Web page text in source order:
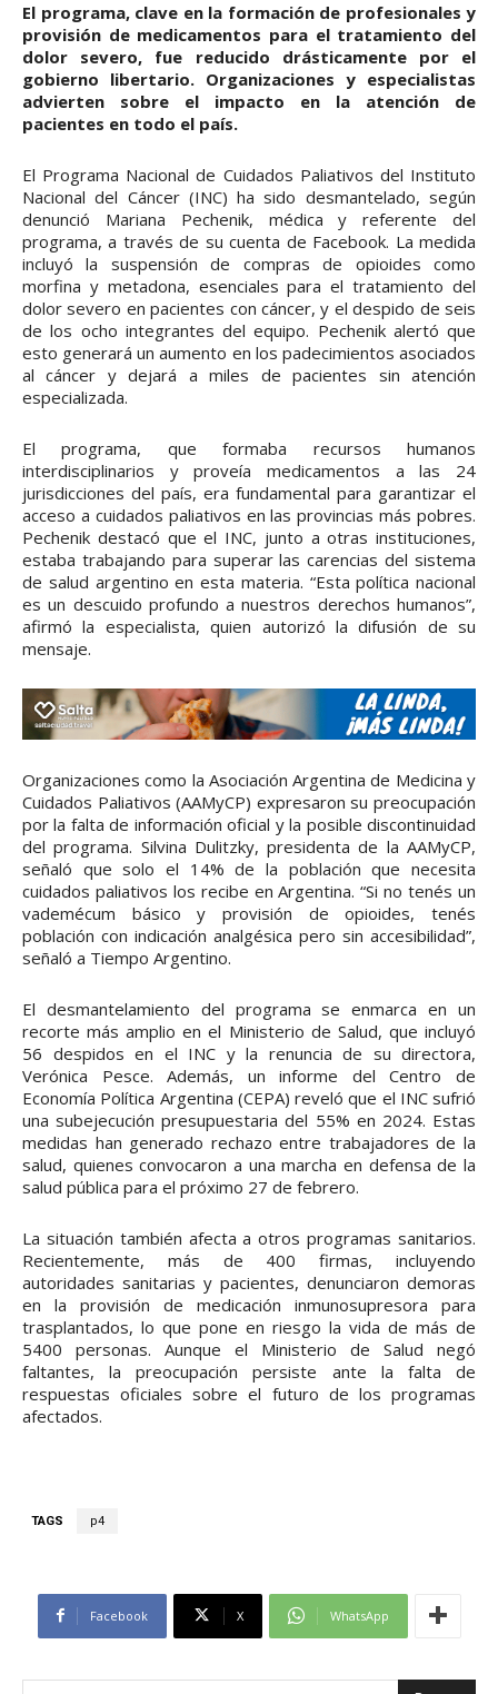
El programa, clave en la formación de profesionales y
provisión de medicamentos para el tratamiento del
dolor severo, fue reducido drásticamente por el
gobierno libertario. Organizaciones y especialistas
advierten sobre el impacto en la atención de
pacientes en todo el país.
El Programa Nacional de Cuidados Paliativos del Instituto
Nacional del Cáncer (INC) ha sido desmantelado, según
denunció Mariana Pechenik, médica y referente del
programa, a través de su cuenta de Facebook. La medida
incluyó la suspensión de compras de opioides como
morfina y metadona, esenciales para el tratamiento del
dolor severo en pacientes con cáncer, y el despido de seis
de los ocho integrantes del equipo. Pechenik alertó que
esto generará un aumento en los padecimientos asociados
al cáncer y dejará a miles de pacientes sin atención
especializada.
El programa, que formaba recursos humanos
interdisciplinarios y proveía medicamentos a las 24
jurisdicciones del país, era fundamental para garantizar el
acceso a cuidados paliativos en las provincias más pobres.
Pechenik destacó que el INC, junto a otras instituciones,
estaba trabajando para superar las carencias del sistema
de salud argentino en esta materia. “Esta política nacional
es un descuido profundo a nuestros derechos humanos”,
afirmó la especialista, quien autorizó la difusión de su
mensaje.
Organizaciones como la Asociación Argentina de Medicina y
Cuidados Paliativos (AAMyCP) expresaron su preocupación
por la falta de información oficial y la posible discontinuidad
del programa. Silvina Dulitzky, presidenta de la AAMyCP,
señaló que solo el 14% de la población que necesita
cuidados paliativos los recibe en Argentina. “Si no tenés un
vademécum básico y provisión de opioides, tenés
población con indicación analgésica pero sin accesibilidad”,
señaló a Tiempo Argentino.
El desmantelamiento del programa se enmarca en un
recorte más amplio en el Ministerio de Salud, que incluyó
56 despidos en el INC y la renuncia de su directora,
Verónica Pesce. Además, un informe del Centro de
Economía Política Argentina (CEPA) reveló que el INC sufrió
una subejecución presupuestaria del 55% en 2024. Estas
medidas han generado rechazo entre trabajadores de la
salud, quienes convocaron a una marcha en defensa de la
salud pública para el próximo 27 de febrero.
La situación también afecta a otros programas sanitarios.
Recientemente, más de 400 firmas, incluyendo
autoridades sanitarias y pacientes, denunciaron demoras
en la provisión de medicación inmunosupresora para
trasplantados, lo que pone en riesgo la vida de más de
5400 personas. Aunque el Ministerio de Salud negó
faltantes, la preocupación persiste ante la falta de
respuestas oficiales sobre el futuro de los programas
afectados.
TAGS p4
Facebook X WhatsApp